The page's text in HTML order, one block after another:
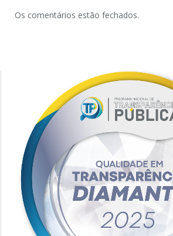
Os comentários estão fechados.